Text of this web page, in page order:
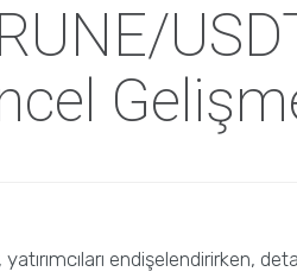
endişelendirirken,